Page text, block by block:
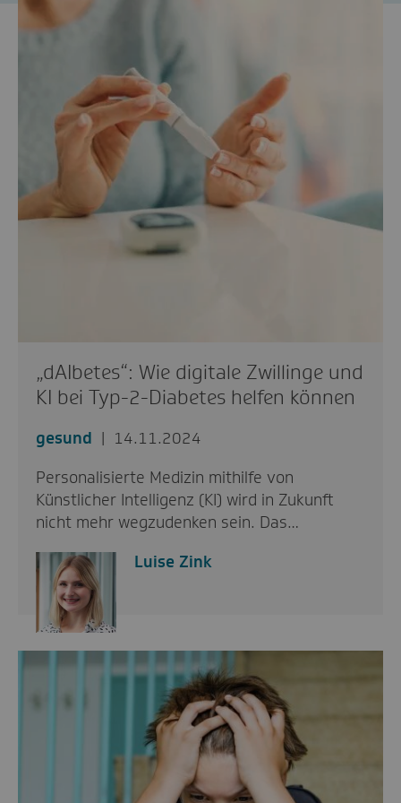
„dAIbetes“: Wie digitale Zwillinge und
KI bei Typ-2-Diabetes helfen können
gesund
14.11.2024
Personalisierte Medizin mithilfe von
Künstlicher Intelligenz (KI) wird in Zukunft
nicht mehr wegzudenken sein. Das…
Luise Zink